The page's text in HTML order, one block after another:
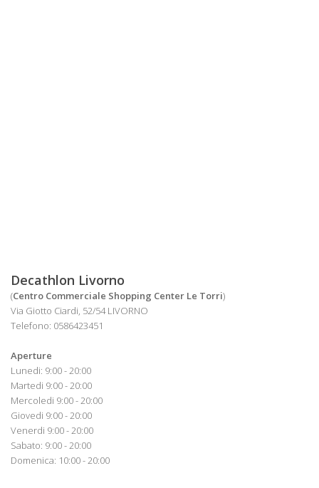
Decathlon Livorno
(Centro Commerciale Shopping Center Le Torri)
Via Giotto Ciardi, 52/54 LIVORNO
Telefono: 0586423451
Aperture
Lunedi: 9:00 - 20:00
Martedi 9:00 - 20:00
Mercoledi 9:00 - 20:00
Giovedi 9:00 - 20:00
Venerdi 9:00 - 20:00
Sabato: 9:00 - 20:00
Domenica: 10:00 - 20:00